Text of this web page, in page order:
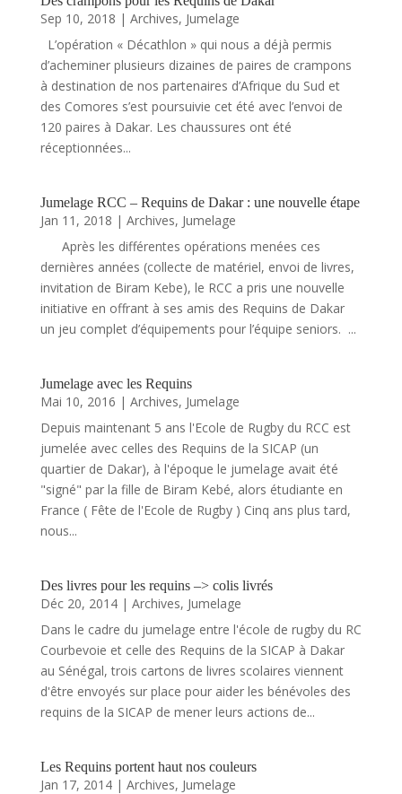
Sep 10, 2018 | Archives, Jumelage
L’opération « Décathlon » qui nous a déjà permis
d’acheminer plusieurs dizaines de paires de crampons
à destination de nos partenaires d’Afrique du Sud et
des Comores s’est poursuivie cet été avec l’envoi de
120 paires à Dakar. Les chaussures ont été
réceptionnées...
Jumelage RCC – Requins de Dakar : une nouvelle étape
Jan 11, 2018 | Archives, Jumelage
Après les différentes opérations menées ces
dernières années (collecte de matériel, envoi de livres,
invitation de Biram Kebe), le RCC a pris une nouvelle
initiative en offrant à ses amis des Requins de Dakar
un jeu complet d’équipements pour l’équipe seniors. ...
Jumelage avec les Requins
Mai 10, 2016 | Archives, Jumelage
Depuis maintenant 5 ans l'Ecole de Rugby du RCC est
jumelée avec celles des Requins de la SICAP (un
quartier de Dakar), à l'époque le jumelage avait été
"signé" par la fille de Biram Kebé, alors étudiante en
France ( Fête de l'Ecole de Rugby ) Cinq ans plus tard,
nous...
Des livres pour les requins –> colis livrés
Déc 20, 2014| Archives, Jumelage
Dans le cadre du jumelage entre l'école de rugby du RC
Courbevoie et celle des Requins de la SICAP à Dakar
au Sénégal, trois cartons de livres scolaires viennent
d'être envoyés sur place pour aider les bénévoles des
requins de la SICAP de mener leurs actions de...
Les Requins portent haut nos couleurs
Jan 17, 2014| Archives, Jumelage